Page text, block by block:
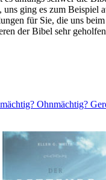
uns ging es zum Beispiel
für Sie, die uns
der Bibel sehr
Ohnmächtig?